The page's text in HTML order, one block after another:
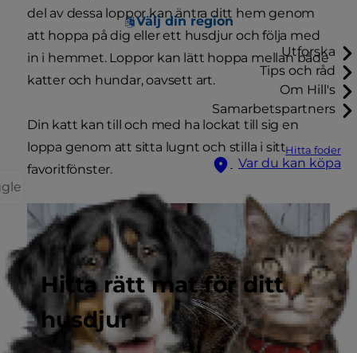
Välj din region
Utforska
Tips och råd
Om Hill's
Samarbetspartners
Hitta foder
Var du kan köpa
Hitta rätt mat för ditt
husdjur
del av dessa loppor kan äntra ditt hem genom
att hoppa på dig eller ett husdjur och följa med
in i hemmet. Loppor kan lätt hoppa mellan både
katter och hundar, oavsett art.
Din katt kan till och med ha lockat till sig en
loppa genom att sitta lugnt och stilla i sitt
favoritfönster.